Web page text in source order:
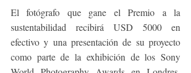
El fotógrafo que gane el Premio a la
sustentabilidad recibirá USD 5000 en
efectivo y una presentación de su proyecto
como parte de la exhibición de los Sony